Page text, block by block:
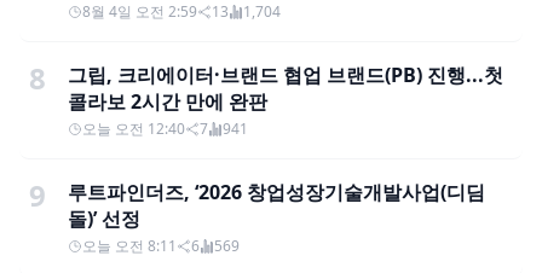
8월 4일 오전 2:59 13 1,704
8
그립, 크리에이터·브랜드 협업 브랜드(PB) 진행...첫
콜라보 2시간 만에 완판
오늘 오전 12:40 7 941
9
루트파인더즈, ‘2026 창업성장기술개발사업(디딤
돌)’ 선정
오늘 오전 8:11 6 569